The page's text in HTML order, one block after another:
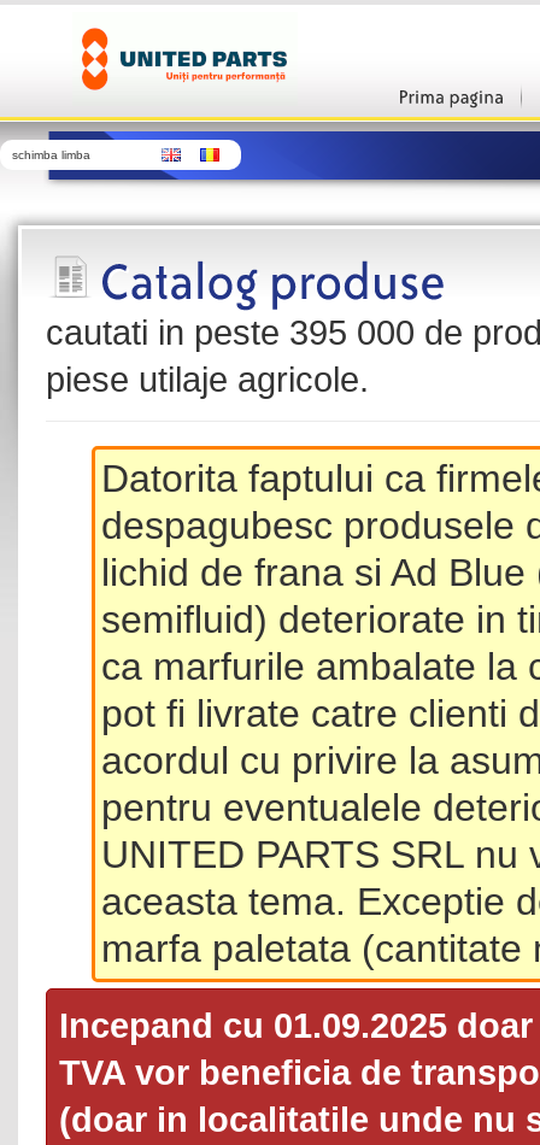
schimba limba
cautati in peste 395 000 de
piese utilaje agricole.
Datorita faptului ca
despagubesc produsele
lichid de frana si Ad
semifluid) deteriorate in
ca marfurile ambalate la
pot fi livrate catre clienti
acordul cu privire la
pentru eventualele
UNITED PARTS SRL
aceasta tema. Exceptie
marfa paletata (cantitate
Incepand cu 01.09.2025
TVA vor beneficia de
(doar in localitatile unde nu